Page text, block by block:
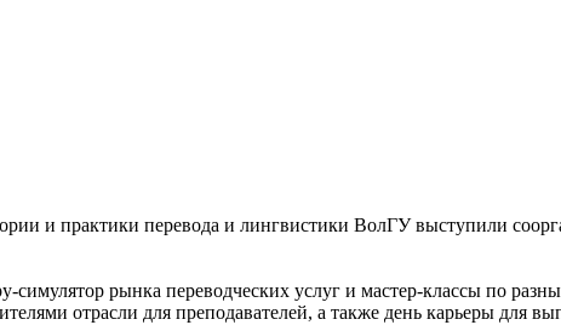
и практики перевода и лингвистики ВолГУ выступили
рынка переводческих услуг и мастер-классы по
отрасли для преподавателей, а также день карьеры для